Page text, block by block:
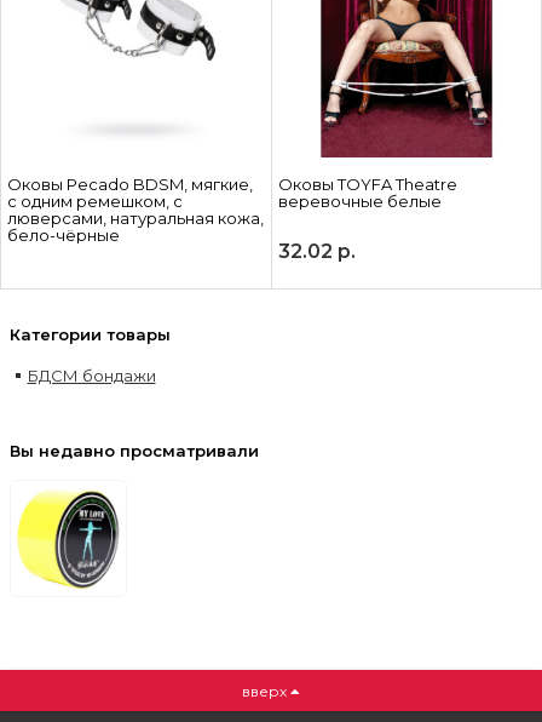
Оковы Pecado BDSM, мягкие,
с одним ремешком, с
люверсами, натуральная кожа,
бело-чёрные
Оковы TOYFA Theatre
веревочные белые
32.02 р.
Категории товары
БДСМ бондажи
Вы недавно просматривали
вверх